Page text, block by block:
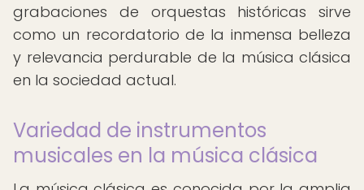
grabaciones de orquestas históricas sirve
como un recordatorio de la inmensa belleza
y relevancia perdurable de la música clásica
en la sociedad actual.
Variedad de instrumentos
musicales en la música clásica